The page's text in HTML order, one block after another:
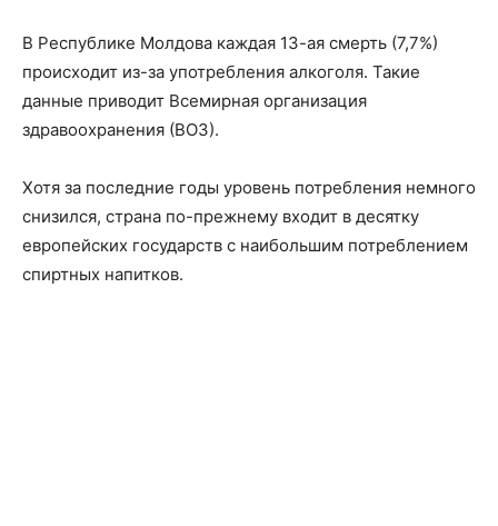
В Республике Молдова каждая 13-ая смерть (7,7%)
происходит из-за употребления алкоголя. Такие
данные приводит Всемирная организация
здравоохранения (ВОЗ).
Хотя за последние годы уровень потребления немного
снизился, страна по-прежнему входит в десятку
европейских государств с наибольшим потреблением
спиртных напитков.